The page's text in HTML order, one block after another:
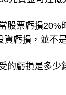
票虧損20%
虧損，並不
的虧損是多